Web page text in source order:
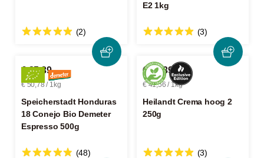
(2)
E2 1kg
(3)
€ 25,39
€ 50,78 / 1kg
Speicherstadt Honduras
18 Conejo Bio Demeter
Espresso 500g
(48)
€ 10,39
€ 41,56 / 1kg
Heilandt Crema hoog 2
250g
(3)